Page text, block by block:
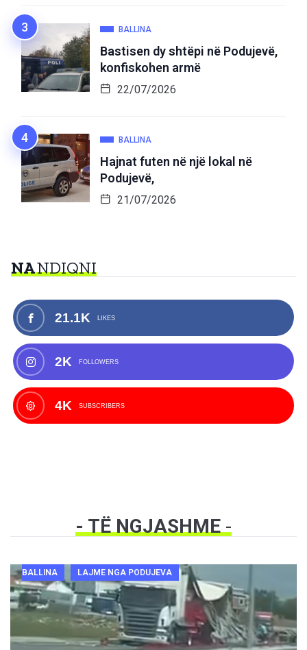
BALLINA
Bastisen dy shtëpi në Podujevë,
konfiskohen armë
22/07/2026
BALLINA
Hajnat futen në një lokal në
Podujevë,
21/07/2026
NANDIQNI
21.1K LIKES
2K FOLLOWERS
4K SUBSCRIBERS
- TË NGJASHME-
BALLINA LAJME NGA PODUJEVA